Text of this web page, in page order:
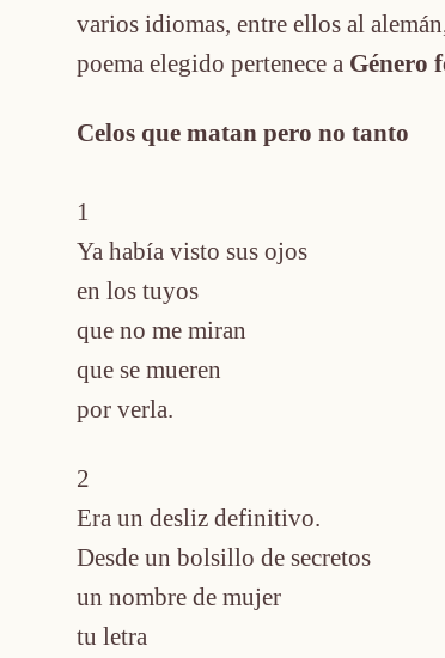
varios idiomas, entre ellos al
poema elegido pertenece a Género
Celos que matan pero no tanto
1
Ya había visto sus ojos
en los tuyos
que no me miran
que se mueren
por verla.
2
Era un desliz definitivo.
Desde un bolsillo de secretos
un nombre de mujer
tu letra